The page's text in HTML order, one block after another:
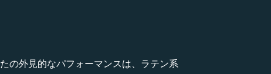
の外見的なパフォーマンスは、ラテン系